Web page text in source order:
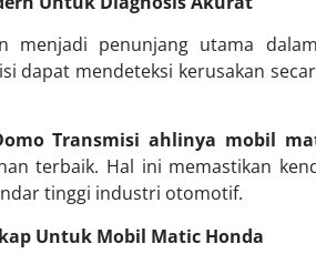
menjadi penunjang utama
dapat mendeteksi kerusakan
Transmisi ahlinya mobil
terbaik. Hal ini memastikan
tinggi industri otomotif.
Untuk Mobil Matic Honda